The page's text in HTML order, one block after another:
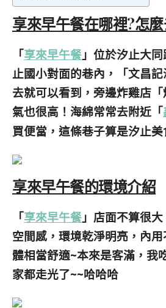
享來早午餐在哪裡?怎
「享來早午餐 」位於汐止大
止國小對面的巷內，「文昌
去就可以看到，旁邊炸雞店
氣也很高！ 海綿常常去附近「
買便當，這條巷子算是汐止美
享來早午餐的環境介紹
「享來早午餐 」店面不算很大
空間感， 環境乾淨明亮，內
體相當舒適~本來是客滿，我
家都走光了~~哈哈哈